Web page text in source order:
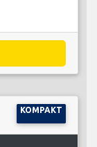
KOMPAKT